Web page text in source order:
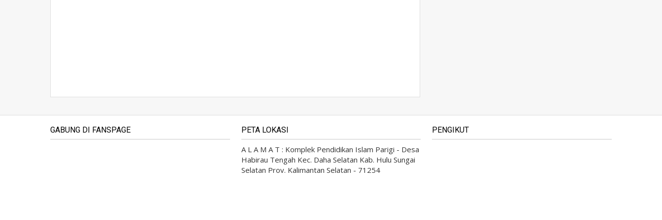
GABUNG DI FANSPAGE PETA LOKASI
A L A M A T : Komplek Pendidikan Islam Parigi - Desa
Habirau Tengah Kec. Daha Selatan Kab. Hulu Sungai
Selatan Prov. Kalimantan Selatan - 71254
PENGIKUT